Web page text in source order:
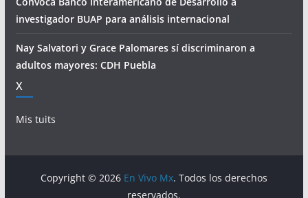
investigador BUAP para análisis internacional
Nay Salvatori y Grace Palomares sí discriminaron a
adultos mayores: CDH Puebla
X
Mis tuits
Copyright © 2026 En Vivo Mx. Todos los derechos
reservados.